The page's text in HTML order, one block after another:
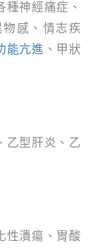
神經痛症、
感、情志疾
能亢進 、甲狀
乙型肝炎、乙
性潰瘍、胃酸